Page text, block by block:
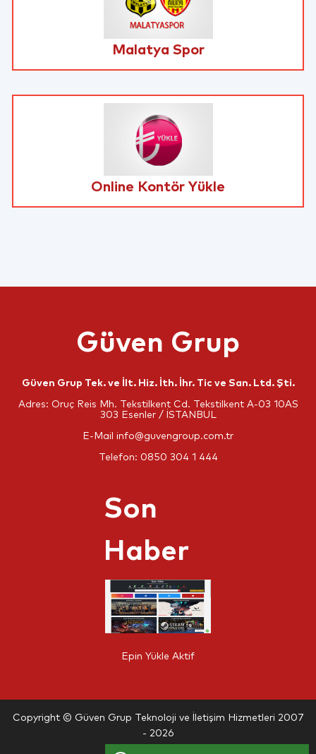
Malatya Spor
Online Kontör Yükle
Güven Grup
Güven Grup Tek. ve İlt. Hiz. İth. İhr. Tic ve San. Ltd. Şti.
Adres: Oruç Reis Mh. Tekstilkent Cd. Tekstilkent A-03 10AS
303 Esenler / İSTANBUL
E-Mail info@guvengroup.com.tr
Telefon: 0850 304 1 444
Son
Haber
Epin Yükle Aktif
Copyright © Güven Grup Teknoloji ve İletişim Hizmetleri 2007
- 2026